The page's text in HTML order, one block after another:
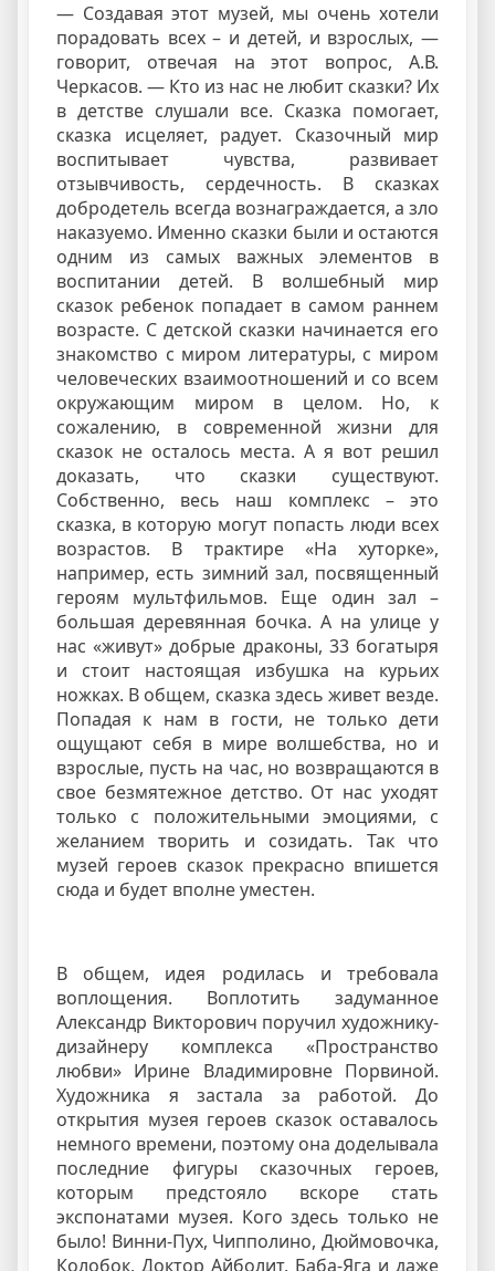
— Создавая этот музей, мы очень хотели
порадовать всех – и детей, и взрослых, —
говорит, отвечая на этот вопрос, А.В.
Черкасов. — Кто из нас не любит сказки? Их
в детстве слушали все. Сказка помогает,
сказка исцеляет, радует. Сказочный мир
воспитывает чувства, развивает
отзывчивость, сердечность. В сказках
добродетель всегда вознаграждается, а зло
наказуемо. Именно сказки были и остаются
одним из самых важных элементов в
воспитании детей. В волшебный мир
сказок ребенок попадает в самом раннем
возрасте. С детской сказки начинается его
знакомство с миром литературы, с миром
человеческих взаимоотношений и со всем
окружающим миром в целом. Но, к
сожалению, в современной жизни для
сказок не осталось места. А я вот решил
доказать, что сказки существуют.
Собственно, весь наш комплекс – это
сказка, в которую могут попасть люди всех
возрастов. В трактире «На хуторке»,
например, есть зимний зал, посвященный
героям мультфильмов. Еще один зал –
большая деревянная бочка. А на улице у
нас «живут» добрые драконы, 33 богатыря
и стоит настоящая избушка на курьих
ножках. В общем, сказка здесь живет везде.
Попадая к нам в гости, не только дети
ощущают себя в мире волшебства, но и
взрослые, пусть на час, но возвращаются в
свое безмятежное детство. От нас уходят
только с положительными эмоциями, с
желанием творить и созидать. Так что
музей героев сказок прекрасно впишется
сюда и будет вполне уместен.
В общем, идея родилась и требовала
воплощения. Воплотить задуманное
Александр Викторович поручил художнику-
дизайнеру комплекса «Пространство
любви» Ирине Владимировне Порвиной.
Художника я застала за работой. До
открытия музея героев сказок оставалось
немного времени, поэтому она доделывала
последние фигуры сказочных героев,
которым предстояло вскоре стать
экспонатами музея. Кого здесь только не
было! Винни-Пух, Чипполино, Дюймовочка,
Колобок, Доктор Айболит, Баба-Яга и даже